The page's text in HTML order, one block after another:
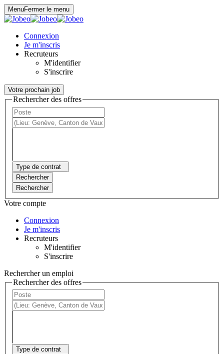
MenuFermer le menu
Connexion
Je m'inscris
Recruteurs
M'identifier
S'inscrire
Votre prochain job
Rechercher des offres
Type de contrat
Rechercher
Rechercher
Votre compte
Connexion
Je m'inscris
Recruteurs
M'identifier
S'inscrire
Rechercher un emploi
Rechercher des offres
Type de contrat
Panneau de gestion des cookies